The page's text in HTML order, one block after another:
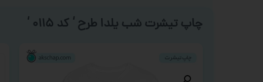
چاپ تیشرت شب یلدا طرح ‘ کد ۰۱۱۵ ‘